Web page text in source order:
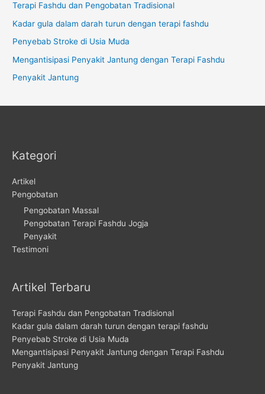
Terapi Fashdu dan Pengobatan Tradisional
Kadar gula dalam darah turun dengan terapi fashdu
Penyebab Stroke di Usia Muda
Mengantisipasi Penyakit Jantung dengan Terapi Fashdu
Penyakit Jantung
Kategori
Artikel
Pengobatan
Pengobatan Massal
Pengobatan Terapi Fashdu Jogja
Penyakit
Testimoni
Artikel Terbaru
Terapi Fashdu dan Pengobatan Tradisional
Kadar gula dalam darah turun dengan terapi fashdu
Penyebab Stroke di Usia Muda
Mengantisipasi Penyakit Jantung dengan Terapi Fashdu
Penyakit Jantung